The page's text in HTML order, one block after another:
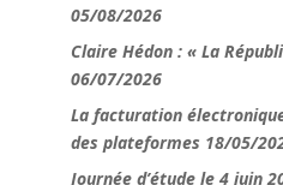
05/08/2026
Claire Hédon : « La
06/07/2026
La facturation
des plateformes 18/05/
Journée d’étude le 4 juin